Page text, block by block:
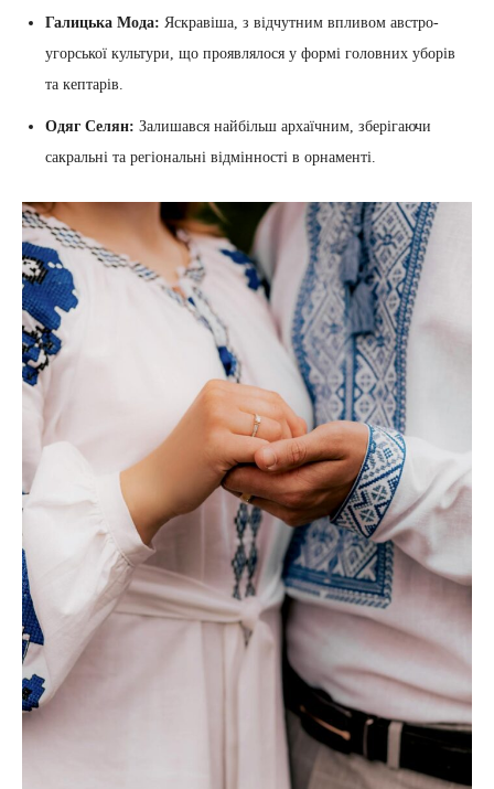
Галицька Мода: Яскравіша, з відчутним впливом австро-
угорської культури, що проявлялося у формі головних уборів
та кептарів.
Одяг Селян: Залишався найбільш архаїчним, зберігаючи
сакральні та регіональні відмінності в орнаменті.